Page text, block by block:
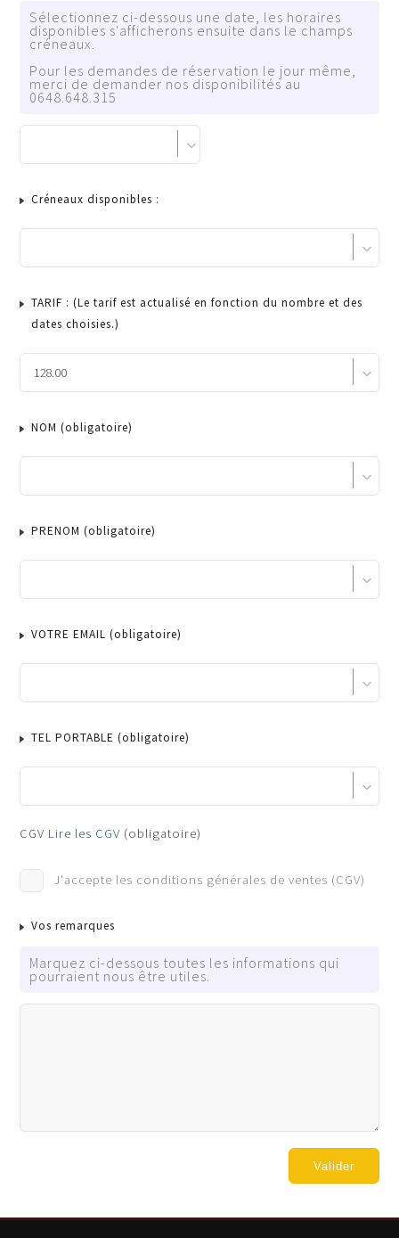
Sélectionnez ci-dessous une date, les horaires
disponibles s'afficherons ensuite dans le champs
créneaux.
Pour les demandes de réservation le jour même,
merci de demander nos disponibilités au
0648.648.315
Créneaux disponibles :
TARIF : (Le tarif est actualisé en fonction du nombre et des
dates choisies.)
NOM(obligatoire)
PRENOM(obligatoire)
VOTRE EMAIL(obligatoire)
TEL PORTABLE(obligatoire)
Pass Sanitaire
Cochez cette case si TOUS les participants auront un
CGV Lire les CGV (obligatoire)
J'accepte les conditions générales de ventes (CGV)
Vos remarques
Marquez ci-dessous toutes les informations qui
pourraient nous être utiles.
Valider